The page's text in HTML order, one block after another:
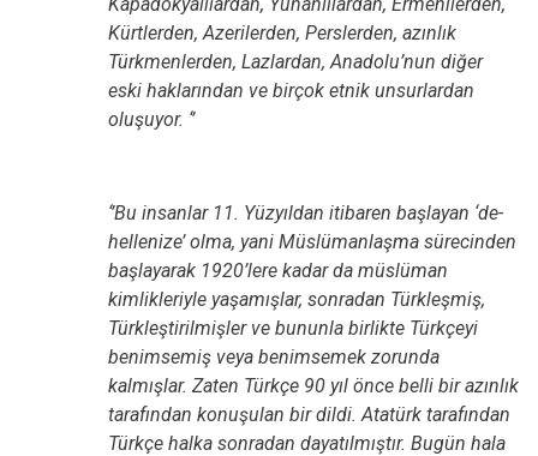
Kürtlerden, Azerilerden, Perslerden, azınlık
Türkmenlerden, Lazlardan, Anadolu’nun diğer
eski haklarından ve birçok etnik unsurlardan
oluşuyor. ‘’
‘’Bu insanlar 11. Yüzyıldan itibaren başlayan ‘de-
hellenize’ olma, yani Müslümanlaşma sürecinden
başlayarak 1920’lere kadar da müslüman
kimlikleriyle yaşamışlar, sonradan Türkleşmiş,
Türkleştirilmişler ve bununla birlikte Türkçeyi
benimsemiş veya benimsemek zorunda
kalmışlar. Zaten Türkçe 90 yıl önce belli bir azınlık
tarafından konuşulan bir dildi. Atatürk tarafından
Türkçe halka sonradan dayatılmıştır. Bugün hala